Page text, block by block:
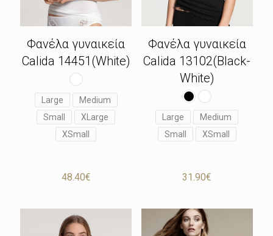
Φανέλα γυναικεία
Calida 14451(White)
Large
Medium
Small
XLarge
XSmall
48.40€
Φανέλα γυναικεία
Calida 13102(Black-
White)
Large
Medium
Small
XSmall
31.90€